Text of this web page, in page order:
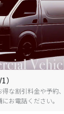
）
な割引料金や予約
お電話ください。